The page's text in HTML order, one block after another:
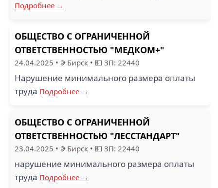
Подробнее →
ОБЩЕСТВО С ОГРАНИЧЕННОЙ
ОТВЕТСТВЕННОСТЬЮ "МЕДКОМ+"
24.04.2025 • Бирск • 💵 ЗП: 22440
Нарушение минимального размера оплаты
труда Подробнее →
ОБЩЕСТВО С ОГРАНИЧЕННОЙ
ОТВЕТСТВЕННОСТЬЮ "ЛЕССТАНДАРТ"
23.04.2025 • Бирск • 💵 ЗП: 22440
нарушение минимального размера оплаты
труда Подробнее →